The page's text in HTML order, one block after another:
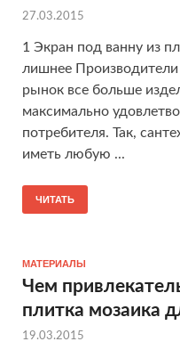
27.03.2015
1 Экран под ванну из
лишнее
рынок все больше
максимально
потребителя. Так,
иметь любую ...
ЧИТАТЬ
МАТЕРИАЛЫ
Чем
плитка мозаика
19.03.2015